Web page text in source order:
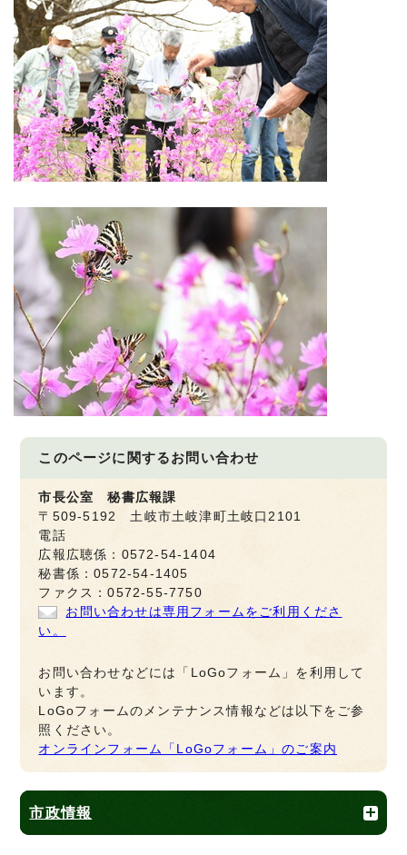
このページに関するお問い合わせ
市長公室 秘書広報課
〒509-5192 土岐市土岐津町土岐口2101
電話
広報広聴係：0572-54-1404
秘書係：0572-54-1405
ファクス：0572-55-7750
お問い合わせは専用フォームをご利用くださ
い。
お問い合わせなどには「LoGoフォーム」を利用して
います。
LoGoフォームのメンテナンス情報などは以下をご参
照ください。
オンラインフォーム「LoGoフォーム」のご案内
市政情報